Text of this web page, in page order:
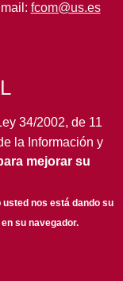
fcom@us.es
34/2002, de 11
la Información y
normas de
de los
de Sevillalos
leer más
mejorar su
nos está dando su
su navegador.